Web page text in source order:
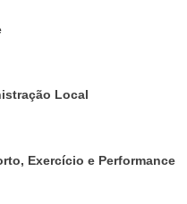
Local
Exercício e Performance